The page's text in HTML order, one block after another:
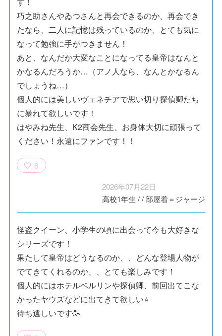
巧之助さんやゐつさんと再会できるのか、再会でき
たなら、二人に記憶は残っているのか、とても気に
なって勉強に手がつきません！
あと、なんだか大変なことになってる皇帝はなんと
かなるんだろうか…（アノ人なら、なんとかなるん
でしょうね…）
個人的には美しいヴェネチアで思い切り探偵卿たち
に暴れて欲しいです！
はやみね先生、K2商会先生、お身体大切に頑張って
ください！永遠にファンです！！
6
2026年07月22日
高校1年生 //部屋着＝ジャージ
怪盗クイーン、小学生の頃に出会って今も大好きな
シリーズです！
果たして皇帝はどうなるのか、、どんな登場人物が
でてきてくれるのか、、とても楽しみです！
個人的にはホテルベルリンや探偵卿、前回出てこな
かったヤウズなどに出てきて欲しい⭐️
待ち遠しいです🥳